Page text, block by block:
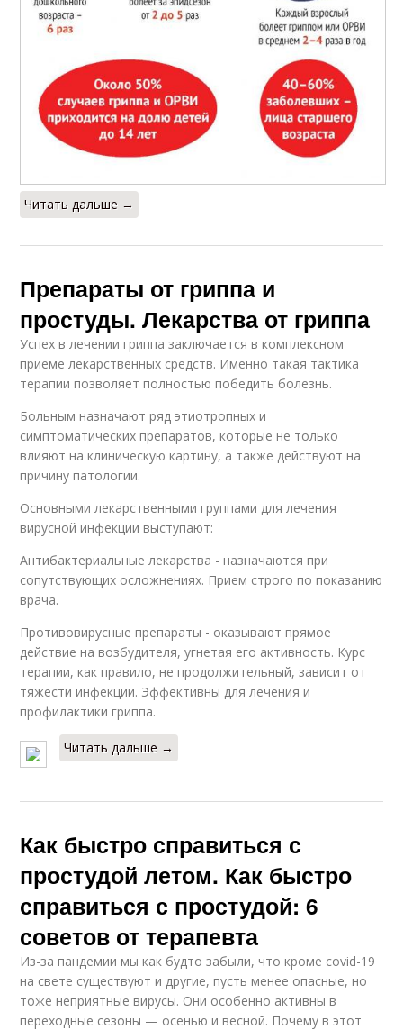
Читать дальше →
Препараты от гриппа и
простуды. Лекарства от гриппа
Успех в лечении гриппа заключается в комплексном
приеме лекарственных средств. Именно такая тактика
терапии позволяет полностью победить болезнь.
Больным назначают ряд этиотропных и
симптоматических препаратов, которые не только
влияют на клиническую картину, а также действуют на
причину патологии.
Основными лекарственными группами для лечения
вирусной инфекции выступают:
Антибактериальные лекарства - назначаются при
сопутствующих осложнениях. Прием строго по показанию
врача.
Противовирусные препараты - оказывают прямое
действие на возбудителя, угнетая его активность. Курс
терапии, как правило, не продолжительный, зависит от
тяжести инфекции. Эффективны для лечения и
профилактики гриппа.
Читать дальше →
Как быстро справиться с
простудой летом. Как быстро
справиться с простудой: 6
советов от терапевта
Из-за пандемии мы как будто забыли, что кроме covid-19
на свете существуют и другие, пусть менее опасные, но
тоже неприятные вирусы. Они особенно активны в
переходные сезоны — осенью и весной. Почему в этот